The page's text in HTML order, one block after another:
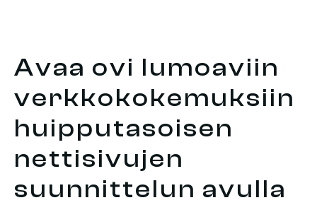
Avaa ovi lumoaviin
verkkokokemuksiin
huipputasoisen
nettisivujen
suunnittelun avulla